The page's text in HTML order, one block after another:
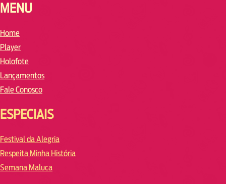
MENU
Home
Player
Holofote
Lançamentos
Fale Conosco
ESPECIAIS
Festival da Alegria
Respeita Minha História
Semana Maluca